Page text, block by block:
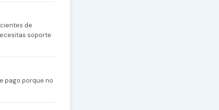
de
soporte
pago porque no